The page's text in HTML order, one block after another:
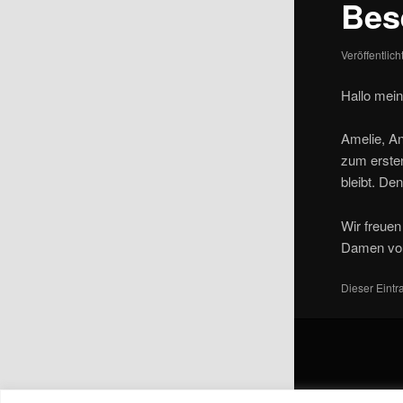
Hallo
Amelie,
zum
bleibt.
Wir
Damen
Dieser